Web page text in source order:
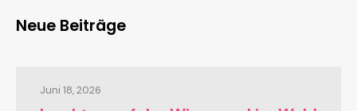
Neue Beiträge
Juni 18, 2026